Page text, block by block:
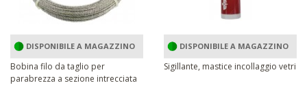
DISPONIBILE A MAGAZZINO
Bobina filo da taglio per
parabrezza a sezione intrecciata
DISPONIBILE A MAGAZZINO
Sigillante, mastice incollaggio vetri